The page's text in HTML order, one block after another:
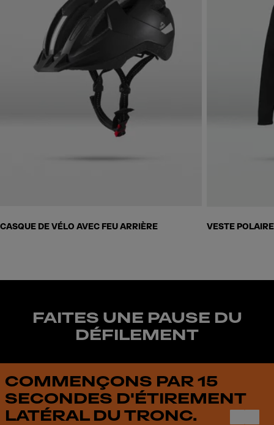
Skip to next section
CASQUE DE VÉLO AVEC FEU ARRIÈRE VESTE
FAITES UNE PAUSE DU
DÉFILEMENT
COMMENÇONS PAR 15
SECONDES D'ÉTIREMENT
LATÉRAL DU TRONC.